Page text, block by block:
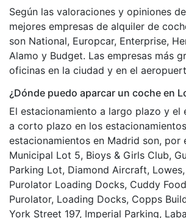
Según las valoraciones y opiniones
mejores empresas de alquiler de
son National, Europcar, Enterprise,
Alamo y Budget. Las empresas más
oficinas en la ciudad y en el
¿Dónde puedo aparcar un coche en
El estacionamiento a largo plazo y el
a corto plazo en los
estacionamientos en Madrid son, por
Municipal Lot 5, Bioys & Girls Club,
Parking Lot, Diamond Aircraft, Lowes,
Purolator Loading Docks, Cuddy
Purolator, Loading Docks, Copps
York Street 197, Imperial Parking,